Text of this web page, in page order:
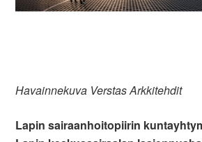
Havainnekuva Verstas Arkkitehdit
Lapin sairaanhoitopiirin